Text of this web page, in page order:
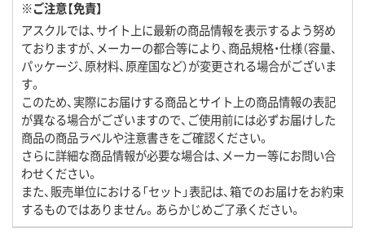
※ご注意【免責】
アスクルでは、サイト上に最新の商品情報を表示するよう努め
ておりますが、メーカーの都合等により、商品規格・仕様（容量、
パッケージ、原材料、原産国など）が変更される場合がございま
す。
このため、実際にお届けする商品とサイト上の商品情報の表記
が異なる場合がございますので、ご使用前には必ずお届けした
商品の商品ラベルや注意書きをご確認ください。
さらに詳細な商品情報が必要な場合は、メーカー等にお問い合
わせください。
また、販売単位における「セット」表記は、箱でのお届けをお約束
するものではありません。あらかじめご了承ください。